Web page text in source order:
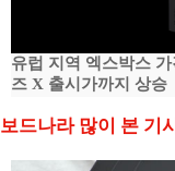
유럽 지역 엑스박스
즈 X 출시가까지 상승
보드나라 많이 본 기